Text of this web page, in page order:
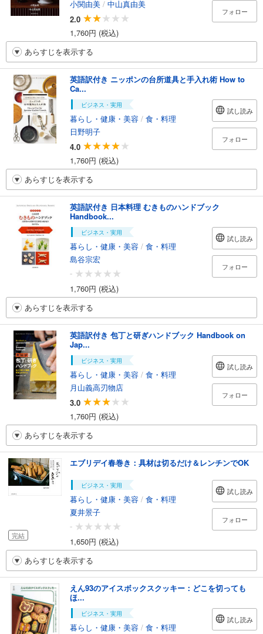
小関由美 / 中山真由美
2.0
1,760円 (税込)
フォロー
あらすじを表示する
英語訳付き ニッポンの台所道具と手入れ術 How to
Ca...
ビジネス・実用
暮らし・健康・美容 / 食・料理
日野明子
4.0
1,760円 (税込)
試し読み
フォロー
あらすじを表示する
英語訳付き 日本料理 むきものハンドブック
Handbook...
ビジネス・実用
暮らし・健康・美容 / 食・料理
島谷宗宏
-
1,760円 (税込)
試し読み
フォロー
あらすじを表示する
英語訳付き 包丁と研ぎハンドブック Handbook on
Jap...
ビジネス・実用
暮らし・健康・美容 / 食・料理
月山義高刃物店
3.0
1,760円 (税込)
試し読み
フォロー
あらすじを表示する
完結
エブリデイ春巻き：具材は切るだけ＆レンチンでOK
ビジネス・実用
暮らし・健康・美容 / 食・料理
夏井景子
-
1,650円 (税込)
試し読み
フォロー
あらすじを表示する
えん93のアイスボックスクッキー：どこを切っても
ほ...
ビジネス・実用
暮らし・健康・美容 / 食・料理
試し読み